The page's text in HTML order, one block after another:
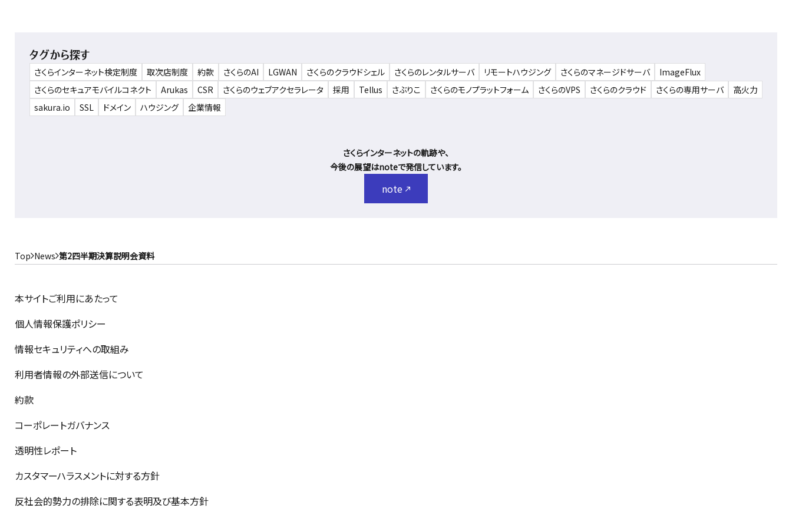
タグから探す
さくらインターネット検定制度 取次店制度 約款 さくらのAI LGWAN さくらのクラウドシェル さくらのレンタルサーバ リモートハウジング さくらのマネージドサーバ
ImageFlux
さくらのセキュアモバイルコネクト
Arukas CSR さくらのウェブアクセラレータ 採用 Tellus さぶりこ さくらのモノプラットフォーム さくらのVPS さくらのクラウド さくらの専用サーバ
高火力
sakura.io
SSL ドメイン ハウジング 企業情報
さくらインターネットの軌跡や、
今後の展望はnoteで発信しています。
note
Top News 第2四半期決算説明会資料
本サイトご利用にあたって
個人情報保護ポリシー
情報セキュリティへの取組み
利用者情報の外部送信について
約款
コーポレートガバナンス
透明性レポート
カスタマーハラスメントに対する方針
反社会的勢力の排除に関する表明及び基本方針